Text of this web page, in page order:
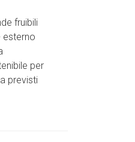
fruibili
esterno
per
previsti